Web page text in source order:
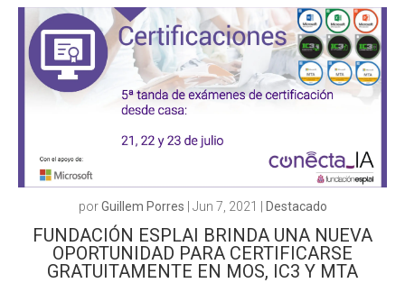
porGuillem Porres Jun 7, 2021 Destacado
FUNDACIÓN ESPLAI BRINDA UNA NUEVA
OPORTUNIDAD PARA CERTIFICARSE
GRATUITAMENTE EN MOS, IC3 Y MTA